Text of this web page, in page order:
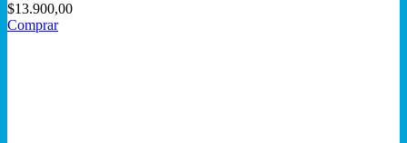
$13.900,00
Comprar